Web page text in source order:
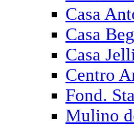
Casa
Casa
Casa
Centro
Fond.
Mulino